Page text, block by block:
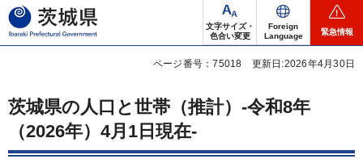
茨城県
文字サイズ・
色合い変更
Foreign
Language
緊急情報
ページ番号：75018 更新日:2026年4月30日
茨城県の人口と世帯（推計）-令和8年
（2026年）4月1日現在-